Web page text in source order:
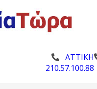
ΑΤΤΙΚΗ
210.57.100.88